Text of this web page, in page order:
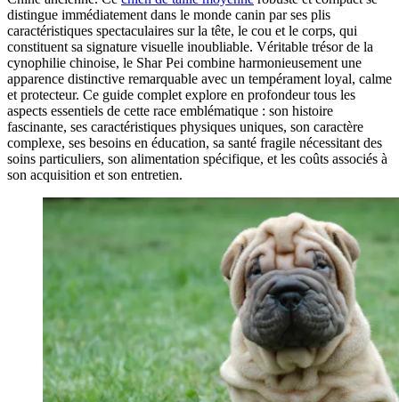
distingue immédiatement dans le monde canin par ses plis
caractéristiques spectaculaires sur la tête, le cou et le corps, qui
constituent sa signature visuelle inoubliable. Véritable trésor de la
cynophilie chinoise, le Shar Pei combine harmonieusement une
apparence distinctive remarquable avec un tempérament loyal, calme
et protecteur. Ce guide complet explore en profondeur tous les
aspects essentiels de cette race emblématique : son histoire
fascinante, ses caractéristiques physiques uniques, son caractère
complexe, ses besoins en éducation, sa santé fragile nécessitant des
soins particuliers, son alimentation spécifique, et les coûts associés à
son acquisition et son entretien.